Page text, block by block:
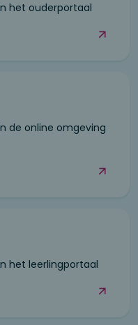
het ouderportaal
de online omgeving
het leerlingportaal